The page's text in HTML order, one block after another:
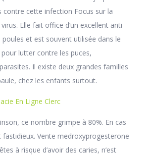
contre cette infection Focus sur la
Elle fait office d’un excellent anti-
et est souvent utilisée dans le
lutter contre les puces,
Il existe deux grandes familles
chez les enfants surtout.
En Ligne Clerc
ce nombre grimpe à 80%. En cas
fastidieux. Vente medroxyprogesterone
à risque d’avoir des caries, n’est